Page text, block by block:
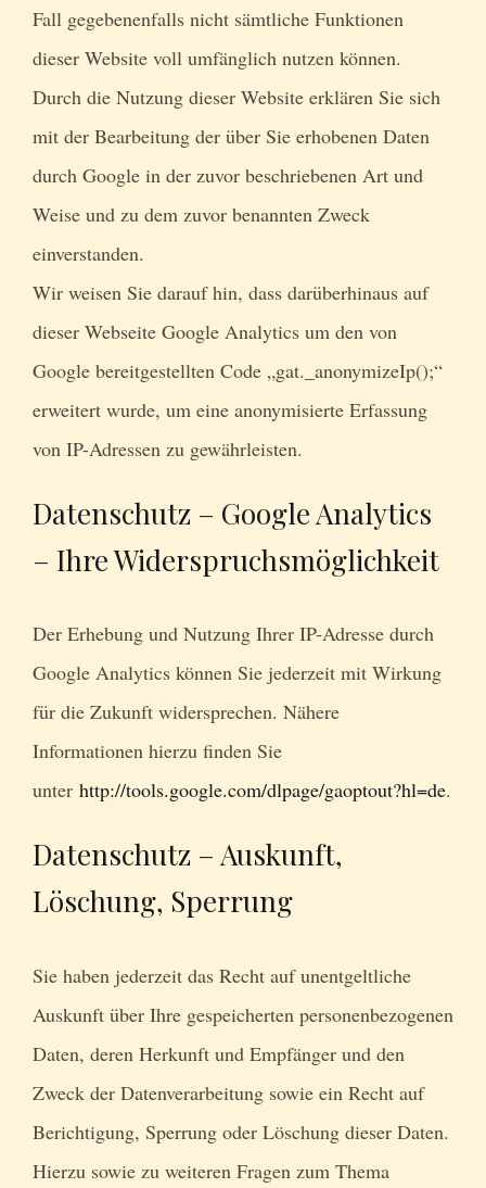
Fall gegebenenfalls nicht sämtliche Funktionen
dieser Website voll umfänglich nutzen können.
Durch die Nutzung dieser Website erklären Sie sich
mit der Bearbeitung der über Sie erhobenen Daten
durch Google in der zuvor beschriebenen Art und
Weise und zu dem zuvor benannten Zweck
einverstanden.
Wir weisen Sie darauf hin, dass darüberhinaus auf
dieser Webseite Google Analytics um den von
Google bereitgestellten Code „gat._anonymizeIp();“
erweitert wurde, um eine anonymisierte Erfassung
von IP-Adressen zu gewährleisten.
Datenschutz – Google Analytics
– Ihre Widerspruchsmöglichkeit
Der Erhebung und Nutzung Ihrer IP-Adresse durch
Google Analytics können Sie jederzeit mit Wirkung
für die Zukunft widersprechen. Nähere
Informationen hierzu finden Sie
unter http://tools.google.com/dlpage/gaoptout?hl=de.
Datenschutz – Auskunft,
Löschung, Sperrung
Sie haben jederzeit das Recht auf unentgeltliche
Auskunft über Ihre gespeicherten personenbezogenen
Daten, deren Herkunft und Empfänger und den
Zweck der Datenverarbeitung sowie ein Recht auf
Berichtigung, Sperrung oder Löschung dieser Daten.
Hierzu sowie zu weiteren Fragen zum Thema